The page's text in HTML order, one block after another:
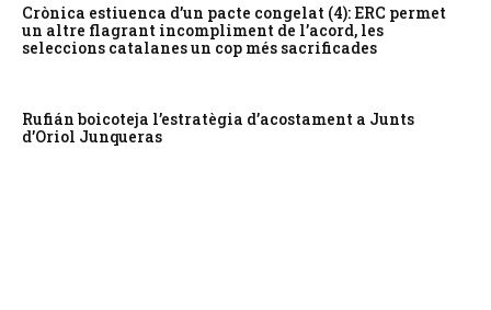
Crònica estiuenca d’un pacte congelat (4): ERC permet
un altre flagrant incompliment de l’acord, les
seleccions catalanes un cop més sacrificades
Rufián boicoteja l’estratègia d’acostament a Junts
d’Oriol Junqueras